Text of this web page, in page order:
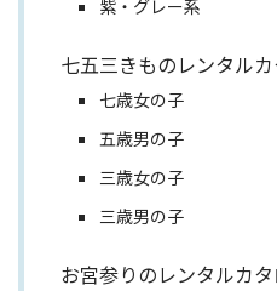
紫・グレー系
七五三きものレンタル
七歳女の子
五歳男の子
三歳女の子
三歳男の子
お宮参りのレンタルカ